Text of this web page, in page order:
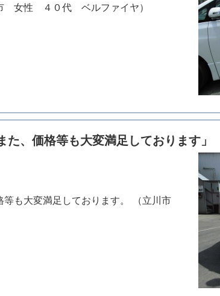
女性 ４０代 ベルファイヤ）
た、価格等も大変満足しております」
も大変満足しております。 （立川市